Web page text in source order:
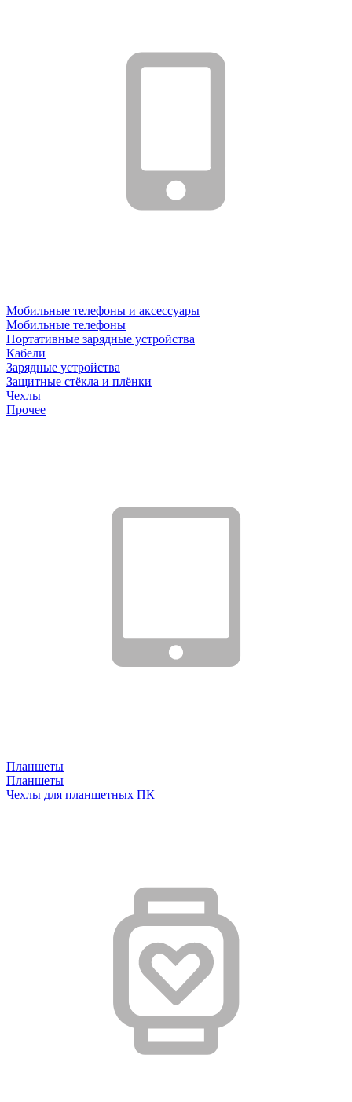
Мобильные телефоны и аксессуары
Мобильные телефоны
Портативные зарядные устройства
Кабели
Зарядные устройства
Защитные стёкла и плёнки
Чехлы
Прочее
Планшеты
Планшеты
Чехлы для планшетных ПК